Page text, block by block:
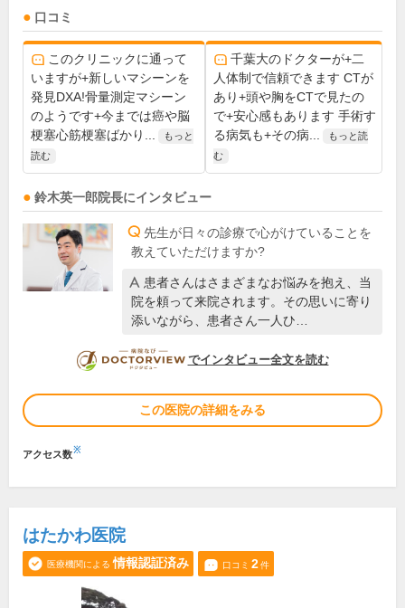
口コミ
このクリニックに通って
いますが+新しいマシーンを
発見DXA!骨量測定マシーン
のようです+今までは癌や脳
梗塞心筋梗塞ばかり...
もっと
読む
千葉大のドクターが+二
人体制で信頼できます CTが
あり+頭や胸をCTで見たの
で+安心感もあります 手術す
る病気も+その病...
もっと読
む
鈴木英一郎院長にインタビュー
先生が日々の診療で心がけていることを
教えていただけますか?
患者さんはさまざまなお悩みを抱え、当
院を頼って来院されます。その思いに寄り
添いながら、患者さん一人ひ…
DOCTORVIEW
でインタビュー全文を読む
この医院の詳細をみる
アクセス数※
はたかわ医院
医療機関による 情報認証済み 口コミ 2件